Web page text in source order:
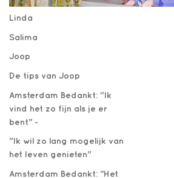
Linda
Salima
Joop
De tips van Joop
Amsterdam Bedankt: "Ik
vind het zo fijn als je er
bent" -
"Ik wil zo lang mogelijk van
het leven genieten"
Amsterdam Bedankt: "Het